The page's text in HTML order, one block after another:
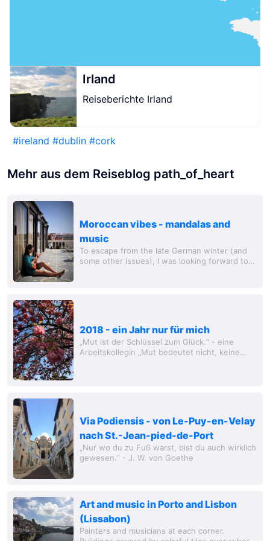
Irland
Reiseberichte Irland
#ireland #dublin #cork
Mehr aus dem Reiseblog path_of_heart
Moroccan vibes - mandalas and
music
To escape from the late German winter (and
some other issues), I was looking forward to
2018 - ein Jahr nur für mich
„Mut ist der Schlüssel zum Glück.“ - eine
Arbeitskollegin „Mut bedeutet nicht, keine
Via Podiensis - von Le-Puy-en-Velay
nach St.-Jean-pied-de-Port
„Nur wo du zu Fuß warst, bist du auch wirklich
gewesen.“ - J. W. von Goethe
Art and music in Porto and Lisbon
(Lissabon)
Painters and musicians at each corner.